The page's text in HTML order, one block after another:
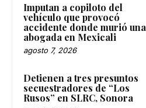
Imputan a copiloto del
vehículo que provocó
accidente donde murió una
abogada en Mexicali
agosto 7, 2026
Detienen a tres presuntos
secuestradores de “Los
Rusos” en SLRC, Sonora